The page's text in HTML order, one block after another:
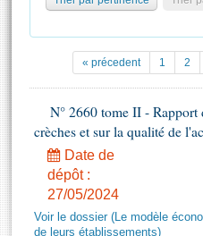
Pétitions
Projets de loi
Propositions de loi
Amendements
Textes adoptés
Rapports d'information
Statistiques et chiffres
Documents de référence
( Constitution | Règlement de
Juniors
Anciennes législatures
Liens vers les sites
La Bibliothèque
Contacts et plan d'accès
Photos libres de droit
« précedent 1 2
N° 2660 tome II - Rapport
crèches et sur la qualité de
Date de
dépôt :
27/05/2024
Voir le dossier (Le modèle
de leurs établissements)